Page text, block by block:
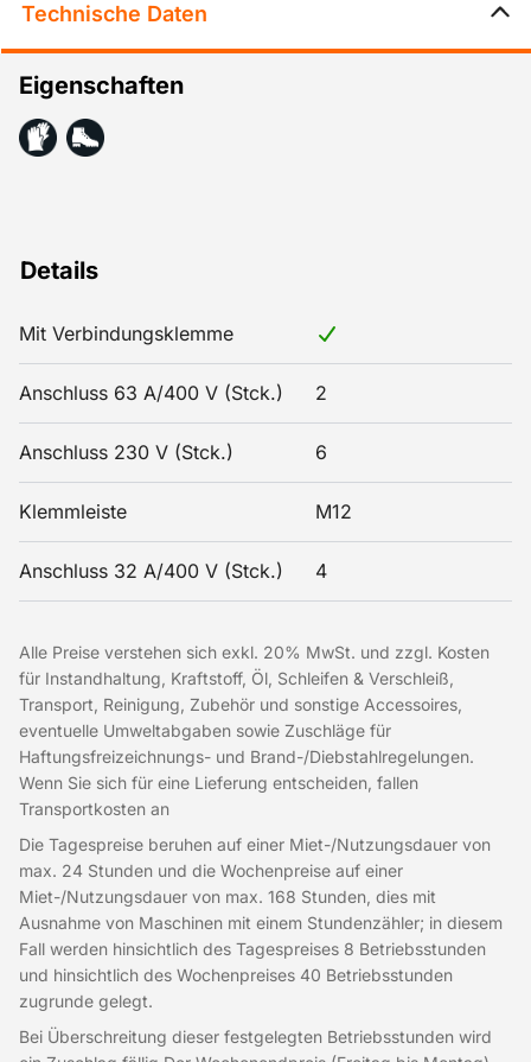
Technische Daten
Details
Mit Verbindungsklemme
Anschluss 63 A/400 V (Stck.) 2
Anschluss 230 V (Stck.) 6
Klemmleiste M12
Anschluss 32 A/400 V (Stck.) 4
Eigenschaften
Alle Preise verstehen sich exkl. 20% MwSt. und zzgl. Kosten
für Instandhaltung, Kraftstoff, Öl, Schleifen & Verschleiß,
Transport, Reinigung, Zubehör und sonstige Accessoires,
eventuelle Umweltabgaben sowie Zuschläge für
Haftungsfreizeichnungs- und Brand-/Diebstahlregelungen.
Wenn Sie sich für eine Lieferung entscheiden, fallen
Transportkosten an
Die Tagespreise beruhen auf einer Miet-/Nutzungsdauer von
max. 24 Stunden und die Wochenpreise auf einer
Miet-/Nutzungsdauer von max. 168 Stunden, dies mit
Ausnahme von Maschinen mit einem Stundenzähler; in diesem
Fall werden hinsichtlich des Tagespreises 8 Betriebsstunden
und hinsichtlich des Wochenpreises 40 Betriebsstunden
zugrunde gelegt.
Bei Überschreitung dieser festgelegten Betriebsstunden wird